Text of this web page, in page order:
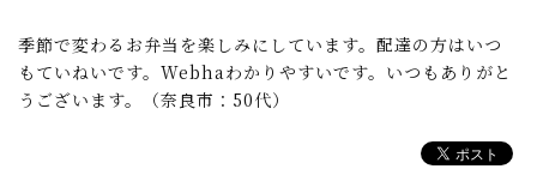
季節で変わるお弁当を楽しみにしています。配達の方はいつ
もていねいです。Webhaわかりやすいです。いつもありがと
うございます。（奈良市：50代）